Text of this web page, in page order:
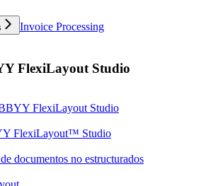
Invoice Processing
FlexiLayout Studio
FlexiLayout Studio
FlexiLayout™ Studio
documentos no estructurados